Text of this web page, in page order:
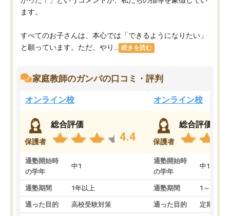
ます。
すべてのお子さんは、本心では「できるようになりたい」
と願っています。ただ、やり...
続きを読む
家庭教師のガンバの口コミ・評判
オンライン校
保護者
総合評価
4.4
通塾開始時
の学年
中1
通塾期間 1年以上
通った目的 高校受験対策
オンライン校
保護者
総合評価
通塾開始時
の学年
中1
通塾期間 1～3ヵ月
通った目的 定期テス